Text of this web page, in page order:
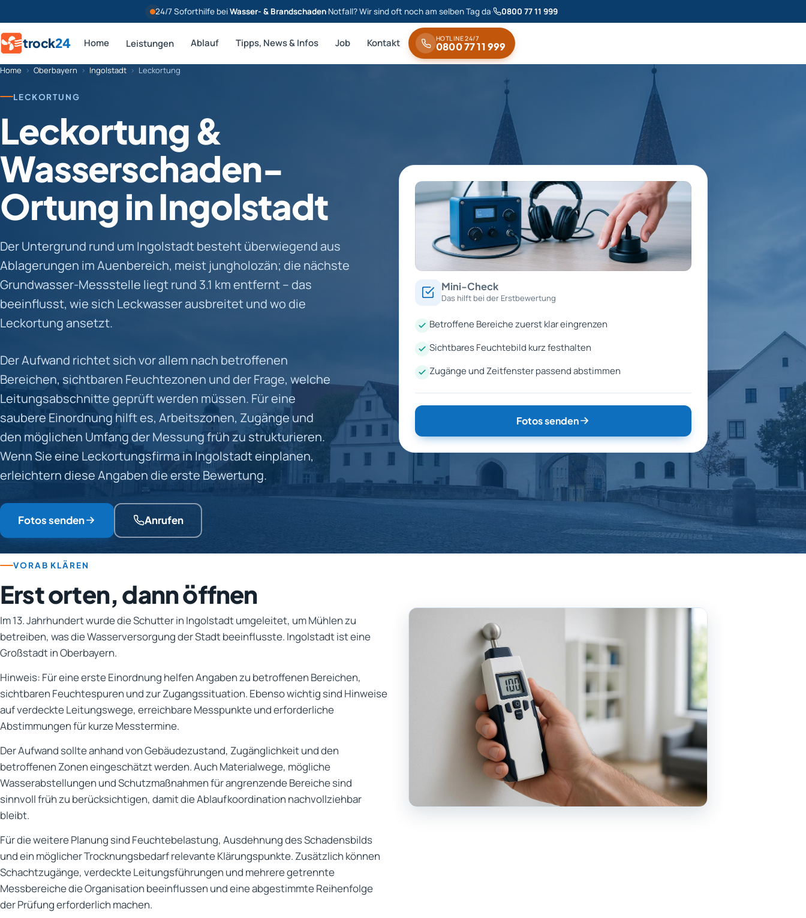
24/7 Soforthilfe beiWasser- & Brandschaden·Notfall? Wir sind oft noch am selben Tag da· 0800 77 11 999
trock24 Home Leistungen Ablauf Tipps, News & Infos Job Kontakt HOTLINE 24/7
0800 77 11 999
Home › Oberbayern › Ingolstadt › Leckortung
LECKORTUNG
Leckortung &
Wasserschaden-
Ortung in Ingolstadt
Der Untergrund rund um Ingolstadt besteht überwiegend aus
Ablagerungen im Auenbereich, meist jungholozän; die nächste
Grundwasser-Messstelle liegt rund 3.1 km entfernt – das
beeinflusst, wie sich Leckwasser ausbreitet und wo die
Leckortung ansetzt.
Der Aufwand richtet sich vor allem nach betroffenen
Bereichen, sichtbaren Feuchtezonen und der Frage, welche
Leitungsabschnitte geprüft werden müssen. Für eine
saubere Einordnung hilft es, Arbeitszonen, Zugänge und
den möglichen Umfang der Messung früh zu strukturieren.
Wenn Sie eine Leckortungsfirma in Ingolstadt einplanen,
erleichtern diese Angaben die erste Bewertung.
Fotos senden Anrufen
Mini-Check
Das hilft bei der Erstbewertung
Betroffene Bereiche zuerst klar eingrenzen
Sichtbares Feuchtebild kurz festhalten
Zugänge und Zeitfenster passend abstimmen
Fotos senden
VORAB KLÄREN
Erst orten, dann öffnen
Im 13. Jahrhundert wurde die Schutter in Ingolstadt umgeleitet, um Mühlen zu
betreiben, was die Wasserversorgung der Stadt beeinflusste. Ingolstadt ist eine
Großstadt in Oberbayern.
Hinweis: Für eine erste Einordnung helfen Angaben zu betroffenen Bereichen,
sichtbaren Feuchtespuren und zur Zugangssituation. Ebenso wichtig sind Hinweise
auf verdeckte Leitungswege, erreichbare Messpunkte und erforderliche
Abstimmungen für kurze Messtermine.
Der Aufwand sollte anhand von Gebäudezustand, Zugänglichkeit und den
betroffenen Zonen eingeschätzt werden. Auch Materialwege, mögliche
Wasserabstellungen und Schutzmaßnahmen für angrenzende Bereiche sind
sinnvoll früh zu berücksichtigen, damit die Ablaufkoordination nachvollziehbar
bleibt.
Für die weitere Planung sind Feuchtebelastung, Ausdehnung des Schadensbilds
und ein möglicher Trocknungsbedarf relevante Klärungspunkte. Zusätzlich können
Schachtzugänge, verdeckte Leitungsführungen und mehrere getrennte
Messbereiche die Organisation beeinflussen und eine abgestimmte Reihenfolge
der Prüfung erforderlich machen.